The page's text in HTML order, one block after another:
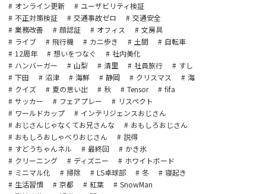
オンライン更新
ユーザビリティ検証
不正対策検証
交通事故ゼロ
交通安全
業務改善
顔認証 オフィス
文房具
ライブ
飛行機 カニ歩き 土間
自転車
12周年
想いをつなぐ
社内美化
ハンバーガー
山梨 清里 社員旅行
すし
下田
沼津 海鮮 静岡 クリスマス
海
クイズ
夏の思い出 秋 Tensor
fifa
サッカー
フェアプレー
リスペクト
ワールドカップ
インテリジェンスおじさん
おじさんじゃなくてお兄さんな
おもしろおじさん
おもしろおしゃべりおじさん
説得
すどうちゃんネル
最終回
かき氷
クリーニング
ディズニー
ホワイトボード
ミニマル化
掃除 LS卓球部 冬
寝起き
生活習慣
京都 紅葉
SnowMan